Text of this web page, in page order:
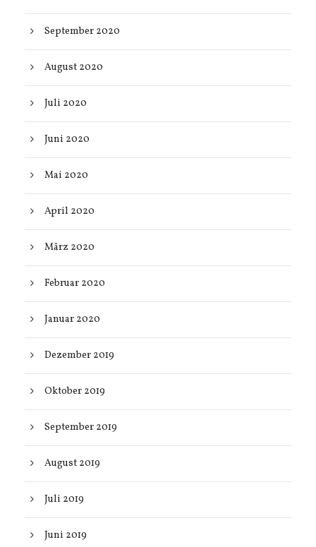
September 2020
August 2020
Juli 2020
Juni 2020
Mai 2020
April 2020
März 2020
Februar 2020
Januar 2020
Dezember 2019
Oktober 2019
September 2019
August 2019
Juli 2019
Juni 2019